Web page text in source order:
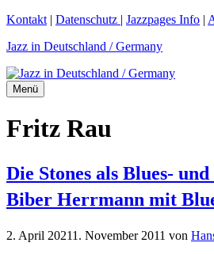
Zum
springen
Kontakt | Datenschutz | Jazzpages Info |
Jazz in Deutschland / Germany
Menü
Fritz Rau
Die Stones als Blues-
Biber Herrmann mit
2. April 20211. November 2011 von